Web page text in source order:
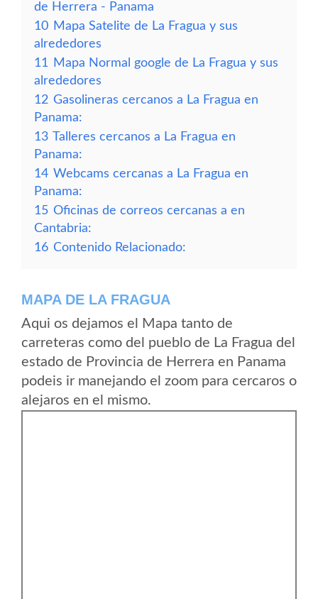
de Herrera - Panama
10 Mapa Satelite de La Fragua y sus
alrededores
11
Mapa Normal google de La Fragua y sus
alrededores
12 Gasolineras cercanos a La Fragua en
Panama:
13 Talleres cercanos a La Fragua en
Panama:
14 Webcams cercanas a La Fragua en
Panama:
15 Oficinas de correos cercanas a en
Cantabria:
16 Contenido Relacionado:
MAPA DE LA FRAGUA
Aqui os dejamos el Mapa tanto de
carreteras como del pueblo de La Fragua del
estado de Provincia de Herrera en Panama
podeis ir manejando el zoom para cercaros o
alejaros en el mismo.